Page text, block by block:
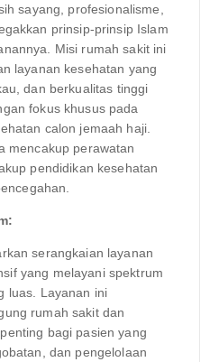
sayang, profesionalisme,
prinsip-prinsip Islam
Misi rumah sakit ini
layanan kesehatan yang
dan berkualitas tinggi
fokus khusus pada
calon jemaah haji.
mencakup perawatan
pendidikan kesehatan
serangkaian layanan
yang melayani spektrum
luas. Layanan ini
rumah sakit dan
bagi pasien yang
dan pengelolaan